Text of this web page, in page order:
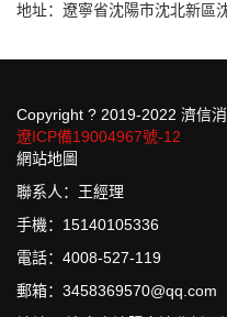
地址：遼寧省沈陽市沈北新區
Copyright ? 2019-2022 濟信
遼ICP備19004967號-12
網站地圖
聯系人：王經理
手機：15140105336
電話：4008-527-119
郵箱：3458369570@qq.com